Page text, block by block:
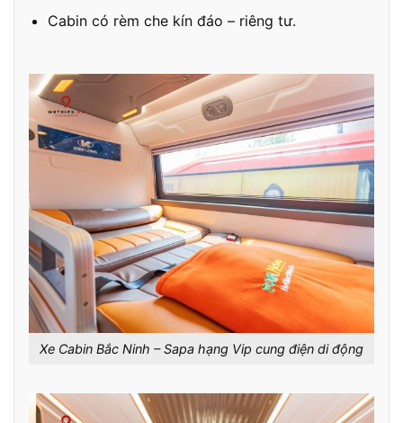
Cabin có rèm che kín đáo – riêng tư.
Xe Cabin Bắc Ninh – Sapa hạng Vip cung điện di động